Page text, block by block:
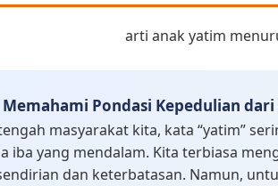
Memahami Pondasi Kepedulian
masyarakat kita, kata “yatim”
iba yang mendalam. Kita terbiasa
dan keterbatasan. Namun,